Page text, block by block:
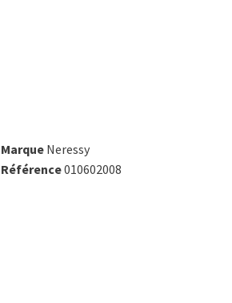
Marque Neressy
Référence010602008